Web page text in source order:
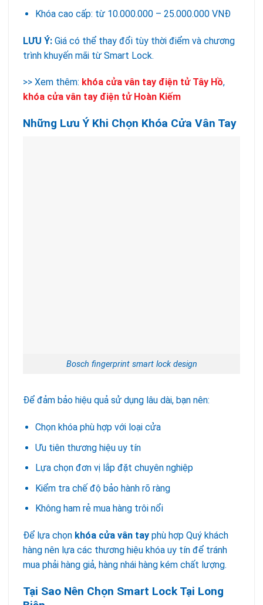
Khóa cao cấp: từ 10.000.000 – 25.000.000 VNĐ
LƯU Ý: Giá có thể thay đổi tùy thời điểm và chương
trình khuyến mãi từ Smart Lock.
>> Xem thêm: khóa cửa vân tay điện tử Tây Hồ,
khóa cửa vân tay điện tử Hoàn Kiếm
Những Lưu Ý Khi Chọn Khóa Cửa Vân Tay
Bosch fingerprint smart lock design
Để đảm bảo hiệu quả sử dụng lâu dài, bạn nên:
Chọn khóa phù hợp với loại cửa
Ưu tiên thương hiệu uy tín
Lựa chọn đơn vị lắp đặt chuyên nghiệp
Kiểm tra chế độ bảo hành rõ ràng
Không ham rẻ mua hàng trôi nổi
Để lựa chọn khóa cửa vân tay phù hợp Quý khách
hàng nên lựa các thương hiệu khóa uy tín để tránh
mua phải hàng giả, hàng nhái hàng kém chất lượng.
Tại Sao Nên Chọn Smart Lock Tại Long